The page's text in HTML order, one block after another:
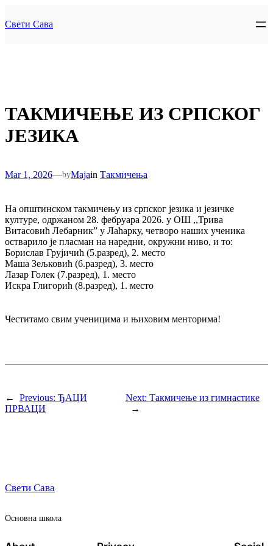
to
content
Свети Сава
ТАКМИЧЕЊЕ ИЗ СРПСКОГ
ЈЕЗИКА
Mar 1, 2026—byMajain Такмичења
На општинском такмичењу из српског језика и језичке
културе, одржаном 28. фебруара 2026. у ОШ ,,Трива
Витасовић Лебарник” у Лаћарку, четворо наших ученика
остварило је пласман на наредни, окружни ниво, и то:
Борислав Грујичић (5.разред), 2. место
Маша Зељковић (6.разред), 3. место
Лазар Голек (7.разред), 1. место
Искра Глигорић (8.разред), 1. место
Честитамо свим ученицима и њиховим менторима!
← Previous: ЂАЦИ
ПРВАЦИ
Next: Такмичење из гимнастике
→
Свети Сава
Oсновна школа